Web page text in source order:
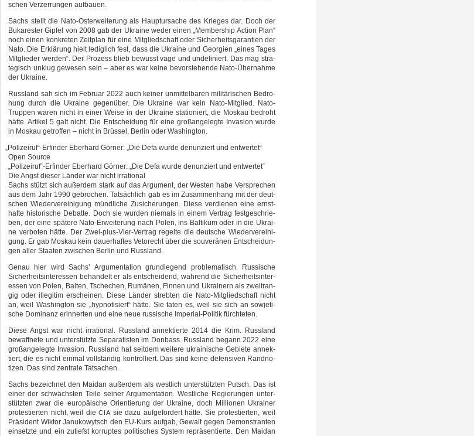
schen Ver­zer­run­gen aufbauen.
Sachs stellt die Nato-Osterweiterung als Haupt­ur­sa­che des Krie­ges dar. Doch der
Buka­res­ter Gip­fel von 2008 gab der Ukrai­ne weder einen „Mem­bers­hip Action Plan“
noch einen kon­kre­ten Zeit­plan für eine Mit­glied­schaft oder Sicher­heits­ga­ran­tien der
Nato. Die Erklä­rung hielt ledig­lich fest, dass die Ukrai­ne und Geor­gi­en „eines Tages
Mit­glie­der wer­den“. Der Pro­zess blieb bewusst vage und unde­fi­niert. Das mag stra­
te­gisch unklug gewe­sen sein – aber es war kei­ne bevor­ste­hen­de Nato-Übernahme
der Ukraine.
Russ­land sah sich im Febru­ar 2022 auch kei­ner unmit­tel­ba­ren mili­tä­ri­schen Bedro­
hung durch die Ukrai­ne gegen­über. Die Ukrai­ne war kein Nato-Mitglied. Nato-
Truppen waren nicht in einer Wei­se in der Ukrai­ne sta­tio­niert, die Mos­kau bedroht
hät­te. Arti­kel 5 galt nicht. Die Ent­schei­dung für eine groß­an­ge­leg­te Inva­si­on wur­de
in Mos­kau getrof­fen – nicht in Brüs­sel, Ber­lin oder Washington.
„Polizeiruf“-Erfinder Eber­hard Gör­ner: „Die Defa wur­de denun­ziert und entwertet“
Open Source
„Polizeiruf“-Erfinder Eber­hard Gör­ner: „Die Defa wur­de denun­ziert und entwertet“
Die Angst die­ser Län­der war nicht irrational
Sachs stützt sich außer­dem stark auf das Argu­ment, der Wes­ten habe Ver­spre­chen
aus dem Jahr 1990 gebro­chen. Tat­säch­lich gab es im Zusam­men­hang mit der deut­
schen Wie­der­ver­ei­ni­gung münd­li­che Zusi­che­run­gen. Die­se ver­die­nen eine ernst­
haf­te his­to­ri­sche Debat­te. Doch sie wur­den nie­mals in einem Ver­trag fest­ge­schrie­
ben, der eine spä­te­re Nato-Erweiterung nach Polen, ins Bal­ti­kum oder in die Ukrai­
ne ver­bo­ten hät­te. Der Zwei-plus-Vier-Vertrag regel­te die deut­sche Wie­der­ver­ei­ni­
gung. Er gab Mos­kau kein dau­er­haf­tes Veto­recht über die sou­ve­rä­nen Ent­schei­dun­
gen aller Staa­ten zwi­schen Ber­lin und Russland.
Genau hier wird Sachs’ Argu­men­ta­ti­on grund­le­gend pro­ble­ma­tisch. Rus­si­sche
Sicher­heits­in­ter­es­sen behan­delt er als ent­schei­dend, wäh­rend die Sicher­heits­in­ter­
es­sen von Polen, Bal­ten, Tsche­chen, Rumä­nen, Fin­nen und Ukrai­nern als zweit­ran­
gig oder ille­gi­tim erschei­nen. Die­se Län­der streb­ten die Nato-Mitgliedschaft nicht
an, weil Washing­ton sie „hyp­no­ti­siert“ hät­te. Sie taten es, weil sie sich an sowje­ti­
sche Domi­nanz erin­ner­ten und eine neue rus­si­sche Imperial-Politik fürchteten.
Die­se Angst war nicht irra­tio­nal. Russ­land annek­tier­te 2014 die Krim. Russ­land
bewaff­ne­te und unter­stütz­te Sepa­ra­tis­ten im Don­bass. Russ­land begann 2022 eine
groß­an­ge­leg­te Inva­si­on. Russ­land hat seit­dem wei­te­re ukrai­ni­sche Gebie­te annek­
tiert, die es nicht ein­mal voll­stän­dig kon­trol­liert. Das sind kei­ne defen­si­ven Rand­no­
ti­zen. Das sind zen­tra­le Tatsachen.
Sachs bezeich­net den Mai­dan außer­dem als west­lich unter­stütz­ten Putsch. Das ist
einer der schwächs­ten Tei­le sei­ner Argu­men­ta­ti­on. West­li­che Regie­run­gen unter­
stütz­ten zwar die euro­päi­sche Ori­en­tie­rung der Ukrai­ne, doch Mil­lio­nen Ukrai­ner
pro­tes­tier­ten nicht, weil dieCIAsie dazu auf­ge­for­dert hät­te. Sie pro­tes­tier­ten, weil
Prä­si­dent Wik­tor Janu­ko­wytsch den EU-Kurs auf­gab, Gewalt gegen Demons­tran­ten
ein­setz­te und ein zutiefst kor­rup­tes poli­ti­sches Sys­tem reprä­sen­tier­te. Den Mai­dan